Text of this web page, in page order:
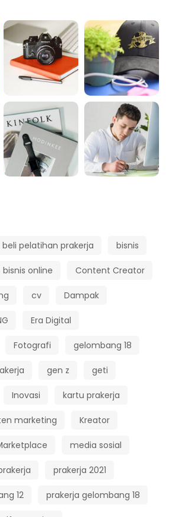
beli pelatihan prakerja bisnis
bisnis online Content Creator
cv Dampak
Era Digital
Fotografi gelombang 18
gen z geti
Inovasi kartu prakerja
marketing Kreator
media sosial
prakerja 2021
12 prakerja gelombang 18